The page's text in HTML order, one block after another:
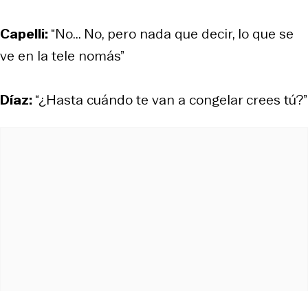
Capelli:“No... No, pero nada que decir, lo que se
ve en la tele nomás”
Díaz:“¿Hasta cuándo te van a congelar crees tú?”